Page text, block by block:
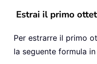
Estrai il primo
Per estrarre il primo
la seguente formula